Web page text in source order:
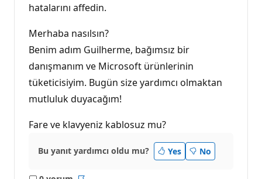
hatalarını affedin.
Merhaba nasılsın?
Benim adım Guilherme, bağımsız bir
danışmanım ve Microsoft ürünlerinin
tüketicisiyim. Bugün size yardımcı olmaktan
mutluluk duyacağım!
Fare ve klavyeniz kablosuz mu?
Bu yanıt yardımcı oldu mu? Yes No